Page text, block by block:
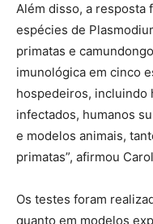
Além disso, a resposta
espécies de
primatas e
imunológica em cinco
hospedeiros, incluindo
infectados, humanos
e modelos animais,
primatas”, afirmou
Os testes foram
quanto em modelos